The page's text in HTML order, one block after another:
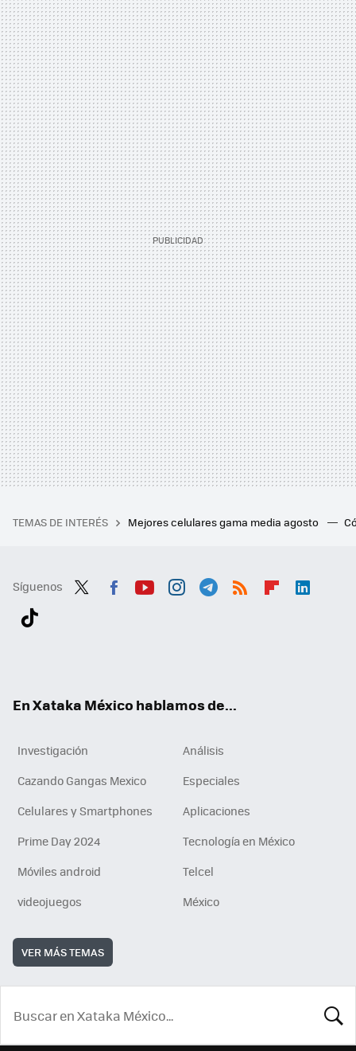
TEMAS DE INTERÉS Mejores celulares gama media agosto
Síguenos
En Xataka México hablamos de...
Investigación
Análisis
Cazando Gangas Mexico
Especiales
Celulares y Smartphones
Aplicaciones
Prime Day 2024
Tecnología en México
Móviles android
Telcel
videojuegos
México
VER MÁS TEMAS